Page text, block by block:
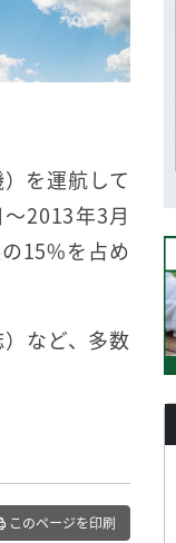
を運航して
2013年3月
15%を占め
など、多数
このページを印刷